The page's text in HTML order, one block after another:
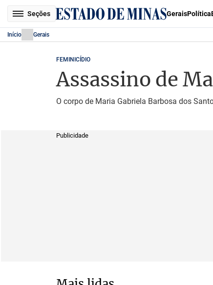
Seções GeraisPolítica
Início Gerais
FEMINICÍDIO
Assassino de
O corpo de Maria Gabriela Barbosa dos
Publicidade